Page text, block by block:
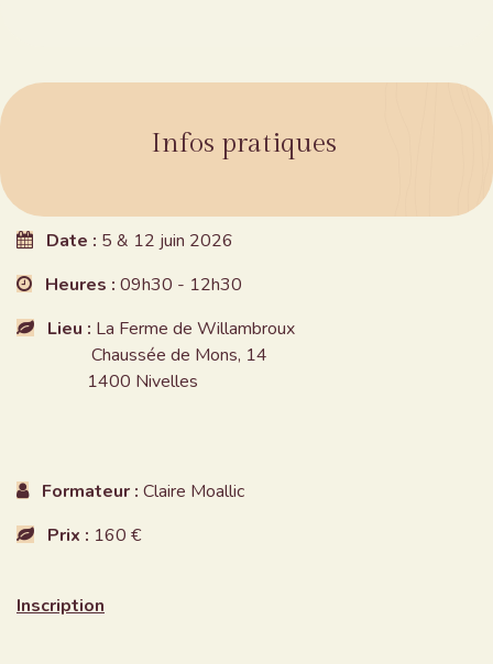
Infos pratiques
Date : 5 & 12 juin 2026
Heures : 09h30 - 12h30
Lieu : La Ferme de Willambroux
Chaussée de Mons, 14
1400 Nivelles
Formateur : Claire Moallic
Prix : 160 €
Inscription